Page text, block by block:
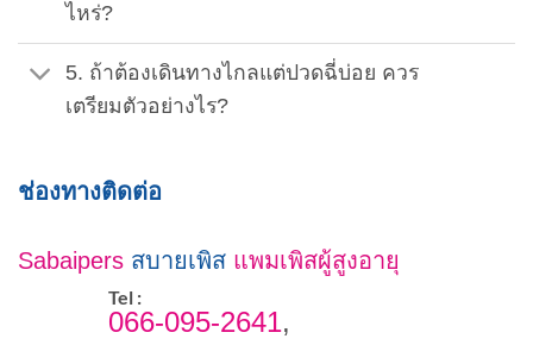
ไหร่?
5. ถ้าต้องเดินทางไกลแต่ปวดฉี่บ่อย ควร
เตรียมตัวอย่างไร?
ช่องทางติดต่อ
Sabaipers สบายเพิส แพมเพิสผู้สูงอายุ
Tel :
066-095-2641,